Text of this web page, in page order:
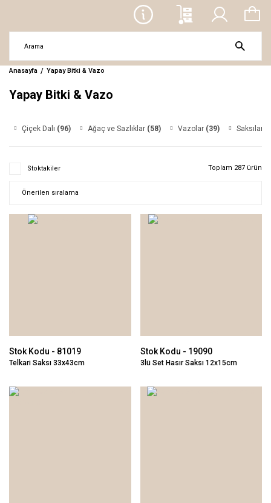
Anasayfa Yapay Bitki & Vazo
Yapay Bitki & Vazo
Çiçek Dalı (96) Ağaç ve Sazlıklar (58) Vazolar (39) Saksılar
Stoktakiler Toplam 287 ürün
Stok Kodu - 81019
Telkari Saksı 33x43cm
Stok Kodu - 19090
3lü Set Hasır Saksı 12x15cm